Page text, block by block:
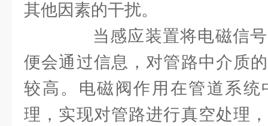
其他因素的干扰。
当感应装置将电磁信号
便会通过信息，对管路中介质
较高。电磁阀作用在管道系统
理，实现对管路进行真空处理